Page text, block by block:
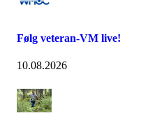
Følg veteran-VM live!
10.08.2026